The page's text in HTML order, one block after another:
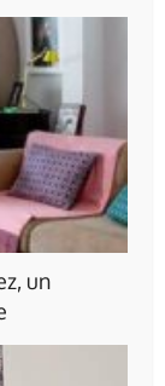
un